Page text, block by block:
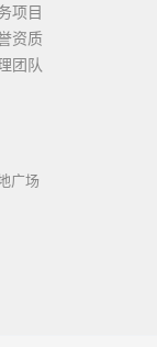
项目
资质
团队
广场